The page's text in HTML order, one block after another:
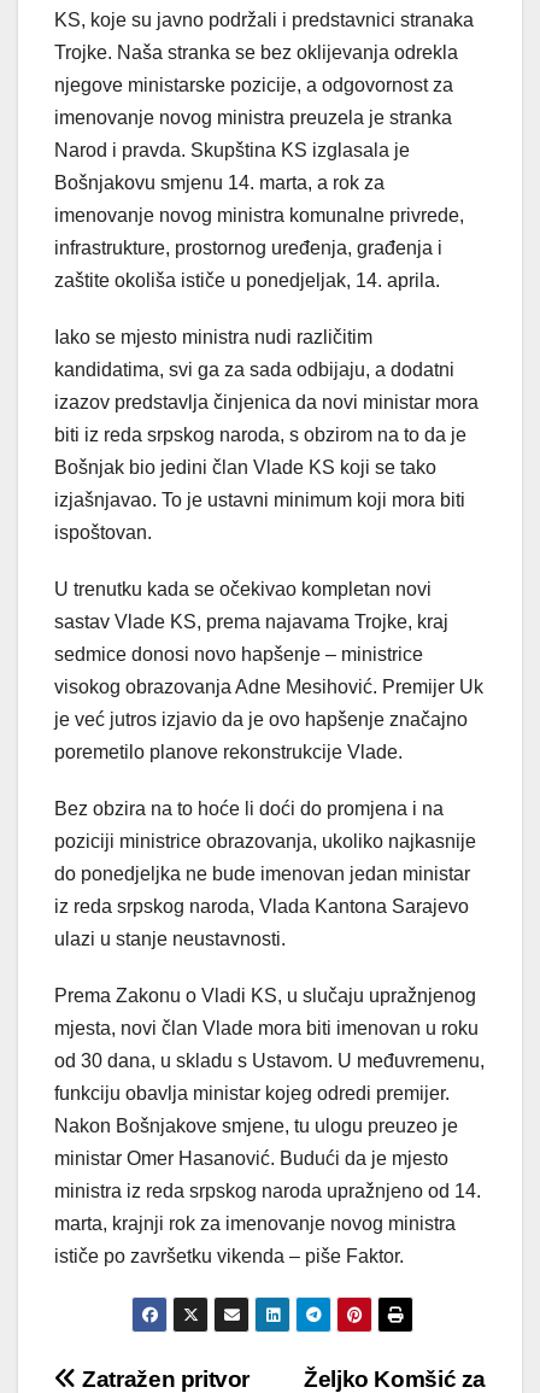
KS, koje su javno podržali i predstavnici stranaka
Trojke. Naša stranka se bez oklijevanja odrekla
njegove ministarske pozicije, a odgovornost za
imenovanje novog ministra preuzela je stranka
Narod i pravda. Skupština KS izglasala je
Bošnjakovu smjenu 14. marta, a rok za
imenovanje novog ministra komunalne privrede,
infrastrukture, prostornog uređenja, građenja i
zaštite okoliša ističe u ponedjeljak, 14. aprila.
Iako se mjesto ministra nudi različitim
kandidatima, svi ga za sada odbijaju, a dodatni
izazov predstavlja činjenica da novi ministar mora
biti iz reda srpskog naroda, s obzirom na to da je
Bošnjak bio jedini član Vlade KS koji se tako
izjašnjavao. To je ustavni minimum koji mora biti
ispoštovan.
U trenutku kada se očekivao kompletan novi
sastav Vlade KS, prema najavama Trojke, kraj
sedmice donosi novo hapšenje – ministrice
visokog obrazovanja Adne Mesihović. Premijer Uk
je već jutros izjavio da je ovo hapšenje značajno
poremetilo planove rekonstrukcije Vlade.
Bez obzira na to hoće li doći do promjena i na
poziciji ministrice obrazovanja, ukoliko najkasnije
do ponedjeljka ne bude imenovan jedan ministar
iz reda srpskog naroda, Vlada Kantona Sarajevo
ulazi u stanje neustavnosti.
Prema Zakonu o Vladi KS, u slučaju upražnjenog
mjesta, novi član Vlade mora biti imenovan u roku
od 30 dana, u skladu s Ustavom. U međuvremenu,
funkciju obavlja ministar kojeg odredi premijer.
Nakon Bošnjakove smjene, tu ulogu preuzeo je
ministar Omer Hasanović. Budući da je mjesto
ministra iz reda srpskog naroda upražnjeno od 14.
marta, krajnji rok za imenovanje novog ministra
ističe po završetku vikenda – piše Faktor.
Željko Komšić za
Zatražen pritvor